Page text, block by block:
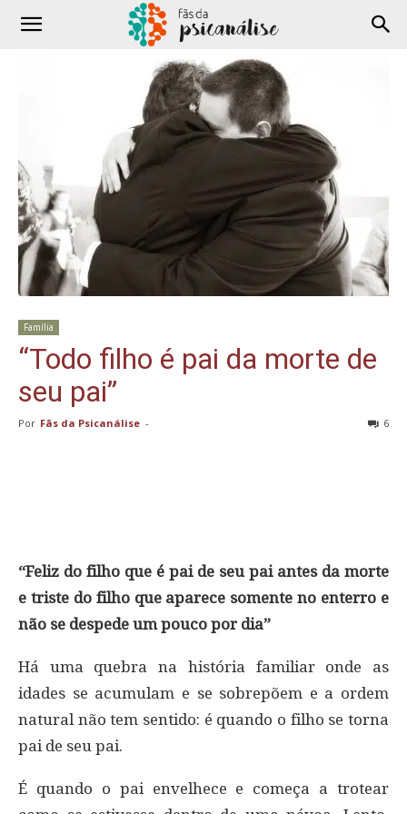
Família
“Todo filho é pai da morte de
seu pai”
Por Fãs da Psicanálise - 6
“Feliz do filho que é pai de seu pai antes da morte
e triste do filho que aparece somente no enterro e
não se despede um pouco por dia”
Há uma quebra na história familiar onde as
idades se acumulam e se sobrepõem e a ordem
natural não tem sentido: é quando o filho se torna
pai de seu pai.
É quando o pai envelhece e começa a trotear